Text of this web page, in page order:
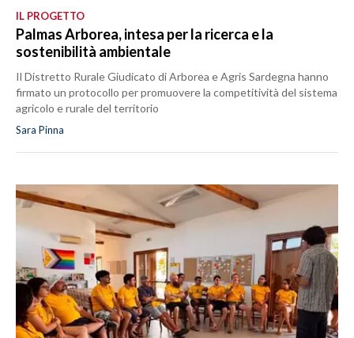
IL PROGETTO
Palmas Arborea, intesa per la ricerca e la
sostenibilità ambientale
Il Distretto Rurale Giudicato di Arborea e Agris Sardegna hanno
firmato un protocollo per promuovere la competitività del sistema
agricolo e rurale del territorio
Sara Pinna